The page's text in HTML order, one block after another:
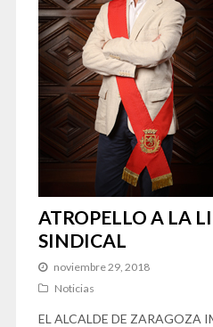
ATROPELLO A LA
SINDICAL
noviembre 29, 2018
Noticias
EL ALCALDE DE ZARAGOZA